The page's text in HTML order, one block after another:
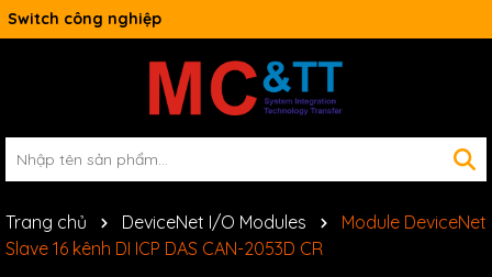
Switch công nghiệp
Trang chủ DeviceNet I/O Modules
Module DeviceNet
Slave 16 kênh DI ICP DAS CAN-2053D CR